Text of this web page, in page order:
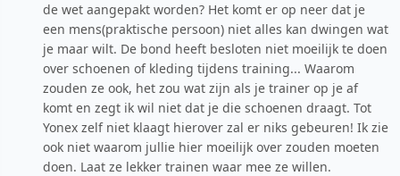
de wet aangepakt worden? Het komt er op neer dat je
een mens(praktische persoon) niet alles kan dwingen wat
je maar wilt. De bond heeft besloten niet moeilijk te doen
over schoenen of kleding tijdens training... Waarom
zouden ze ook, het zou wat zijn als je trainer op je af
komt en zegt ik wil niet dat je die schoenen draagt. Tot
Yonex zelf niet klaagt hierover zal er niks gebeuren! Ik zie
ook niet waarom jullie hier moeilijk over zouden moeten
doen. Laat ze lekker trainen waar mee ze willen.